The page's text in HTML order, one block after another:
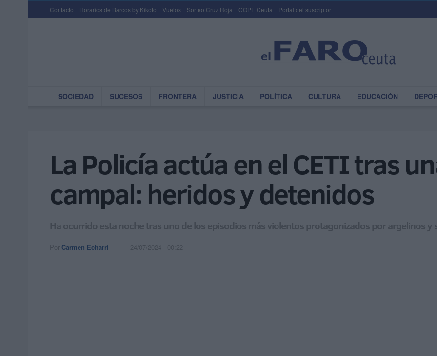
Contacto Horarios de Barcos by Kikoto Vuelos Sorteo Cruz Roja COPE Ceuta Portal del suscriptor
SOCIEDAD SUCESOS FRONTERA JUSTICIA POLÍTICA CULTURA EDUCACIÓN
La Policía actúa en el CETI tras
campal: heridos y detenidos
Ha ocurrido esta noche tras uno de los episodios más violentos protagonizados por argelinos y
Por Carmen Echarri 24/07/2024 - 00:22